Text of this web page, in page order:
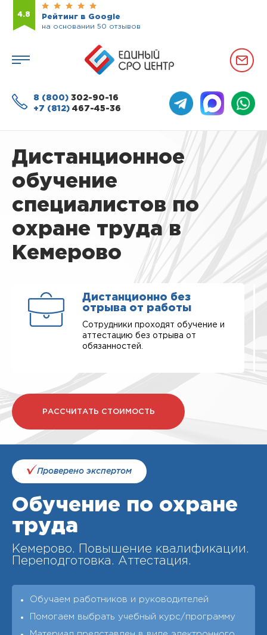
4.8
Рейтинг в Google
на основании 50 отзывов
8 (800) 302-90-16
+7 (812) 467-45-36
Дистанционное
обучение
специалистов по
охране труда в
Кемерово
Дистанционно без
отрыва от работы
Сотрудники проходят обучение и
аттестацию без отрыва от
обязанностей.
РАССЧИТАТЬ СТОИМОСТЬ
Проверено экспертом
Обучение по охране
труда
Кемерово. Повышение квалификации.
Переподготовка. Аттестация.
Обучаем работников и руководителей
Помогаем выбрать учебный курс/программу